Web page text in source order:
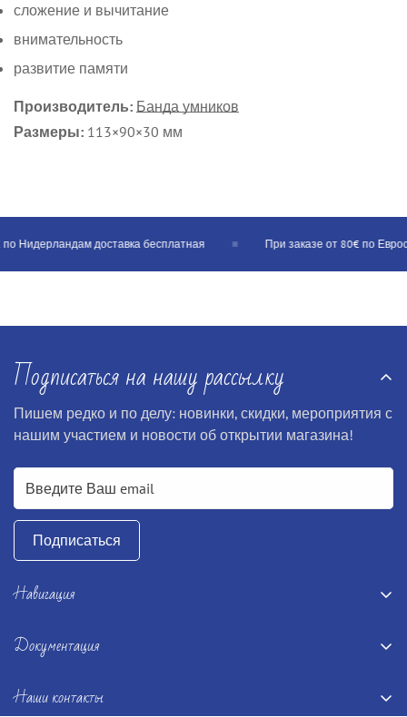
сложение и вычитание
внимательность
развитие памяти
Производитель: Банда умников
Размеры: 113×90×30 мм
Нидерландам доставка бесплатная При заказе от 80€ по
Подписаться на нашу рассылку
Пишем редко и по делу: новинки, скидки, мероприятия с
нашим участием и новости об открытии магазина!
Подписаться
Навигация
Книги
Настолки
Документация
Наши контакты